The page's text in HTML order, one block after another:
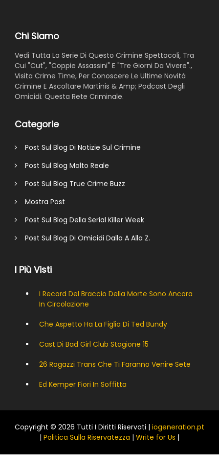
Chi Siamo
Vedi Tutta La Serie Di Questo Crimine Spettacoli, Tra
Cui "Cut", "Coppie Assassini" E "Tre Giorni Da Vivere".,
Visita Crime Time, Per Conoscere Le Ultime Novità
Crimine E Ascoltare Martinis & Amp; Podcast Degli
Omicidi. Questa Rete Criminale.
Categorie
Post Sul Blog Di Notizie Sul Crimine
Post Sul Blog Molto Reale
Post Sul Blog True Crime Buzz
Mostra Post
Post Sul Blog Della Serial Killer Week
Post Sul Blog Di Omicidi Dalla A Alla Z.
I Più Visti
I Record Del Braccio Della Morte Sono Ancora
In Circolazione
Che Aspetto Ha La Figlia Di Ted Bundy
Cast Di Bad Girl Club Stagione 15
26 Ragazzi Trans Che Ti Faranno Venire Sete
Ed Kemper Fiori In Soffitta
Copyright © 2026 Tutti I Diritti Riservati | iogeneration.pt
| Politica Sulla Riservatezza | Write for Us |